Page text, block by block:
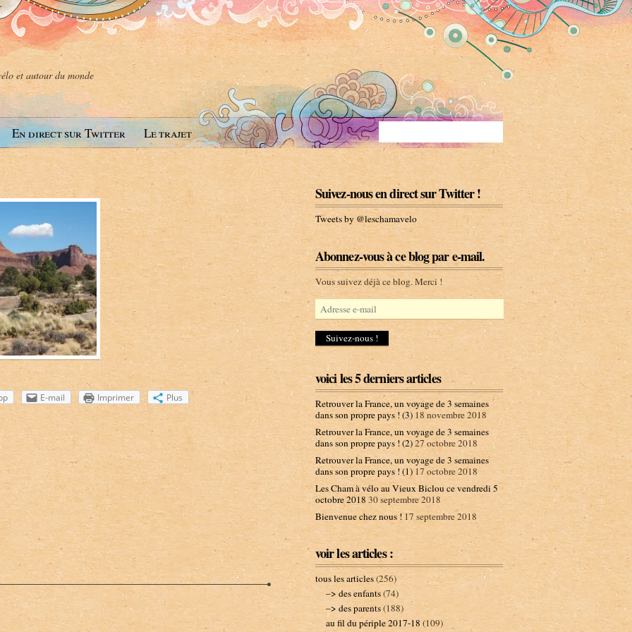
et autour du monde
En direct sur Twitter Le trajet
E-mail Imprimer Plus
Suivez-nous en direct sur Twitter !
Tweets by @leschamavelo
Abonnez-vous à ce blog par e-mail.
Vous suivez déjà ce blog. Merci !
d
r
e
e
e
-
m
a
i
l
voici les 5 derniers articles
Retrouver la France, un voyage de 3 semaines
dans son propre pays ! (3) 18 novembre 2018
Retrouver la France, un voyage de 3 semaines
dans son propre pays ! (2)27 octobre 2018
Retrouver la France, un voyage de 3 semaines
dans son propre pays ! (1) 17 octobre 2018
Les Cham à vélo au Vieux Biclou ce vendredi 5
octobre 2018 30 septembre 2018
Bienvenue chez nous ! 17 septembre 2018
voir les articles :
tous les articles(256)
–> des enfants(74)
–> des parents(188)
au fil du périple 2017-18 (109)